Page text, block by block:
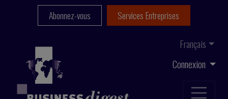
Connexion
Français
Abonnez-vous Services Entreprises